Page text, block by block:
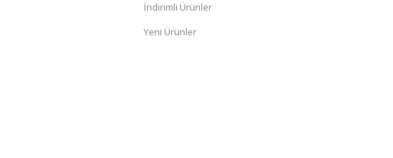
İndirimli Ürünler
Yeni Ürünler